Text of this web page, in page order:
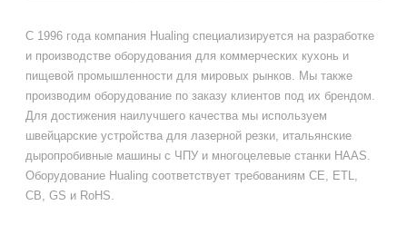
С 1996 года компания Hualing специализируется на разработке
и производстве оборудования для коммерческих кухонь и
пищевой промышленности для мировых рынков. Мы также
производим оборудование по заказу клиентов под их брендом.
Для достижения наилучшего качества мы используем
швейцарские устройства для лазерной резки, итальянские
дыропробивные машины с ЧПУ и многоцелевые станки HAAS.
Оборудование Hualing соответствует требованиям CE, ETL,
CB, GS и RoHS.